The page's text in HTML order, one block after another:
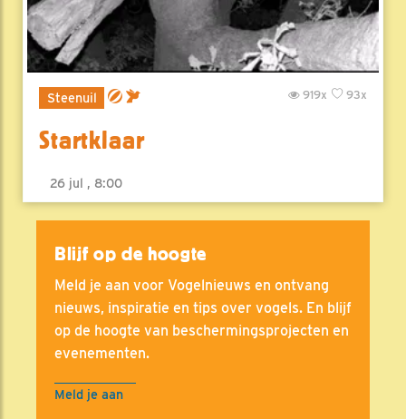
Steenuil 93x
919x
Startklaar
26 jul , 8:00
Blijf op de hoogte
Meld je aan voor Vogelnieuws en ontvang
nieuws, inspiratie en tips over vogels. En blijf
op de hoogte van beschermingsprojecten en
evenementen.
Meld je aan